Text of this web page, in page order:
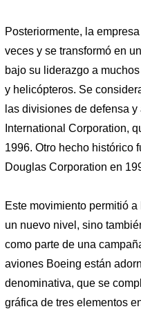
Posteriormente, la
veces y se transformó en
bajo su liderazgo a
y helicópteros. Se
las divisiones de defensa
International Corporation,
1996. Otro hecho histórico
Douglas Corporation en
Este movimiento permitió
un nuevo nivel, sino
como parte de una
aviones Boeing están
denominativa, que se
gráfica de tres elementos